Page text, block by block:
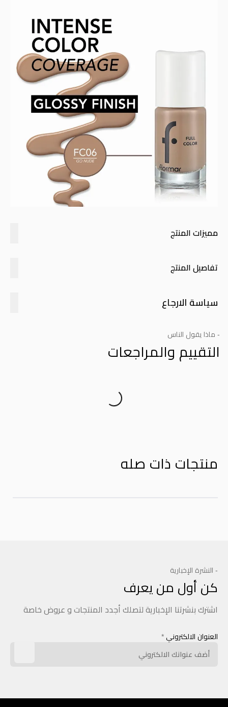
مميزات المنتج
تفاصيل المنتج
سياسة الارجاع
- ماذا يقول الناس
التقييم والمراجعات
منتجات ذات صله
- النشرة الإخبارية
كن أول من يعرف
اشترك بنشرتنا الإخبارية لتصلك أجدد المنتجات و عروض خاصة
العنوان الالكتروني *